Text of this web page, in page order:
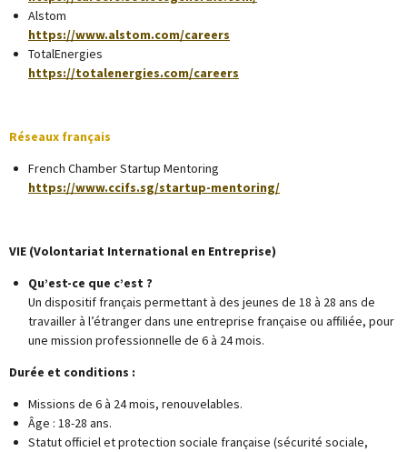
Alstom
https://www.alstom.com/careers
TotalEnergies
https://totalenergies.com/careers
Réseaux français
French Chamber Startup Mentoring
https://www.ccifs.sg/startup-mentoring/
VIE (Volontariat International en Entreprise)
Qu’est-ce que c’est ?
Un dispositif français permettant à des jeunes de 18 à 28 ans de
travailler à l’étranger dans une entreprise française ou affiliée, pour
une mission professionnelle de 6 à 24 mois.
Durée et conditions :
Missions de 6 à 24 mois, renouvelables.
Âge : 18-28 ans.
Statut officiel et protection sociale française (sécurité sociale,